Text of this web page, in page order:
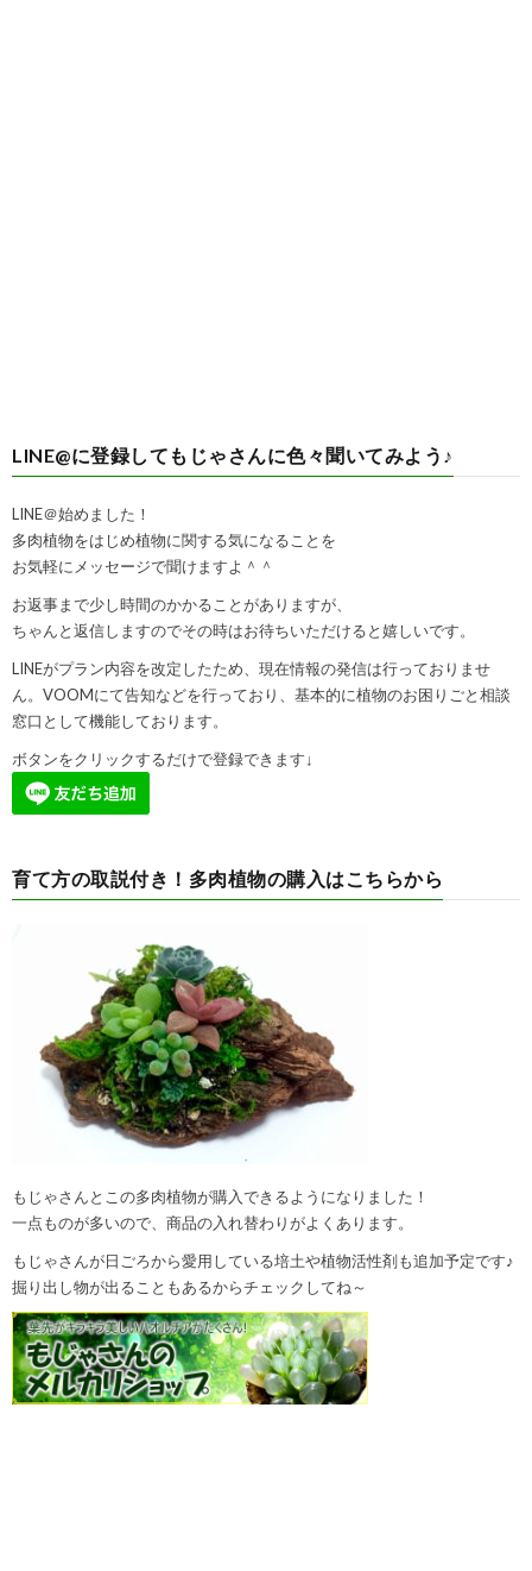
LINE@に登録してもじゃさんに色々聞いてみよう♪
LINE＠始めました！
多肉植物をはじめ植物に関する気になることを
お気軽にメッセージで聞けますよ＾＾
お返事まで少し時間のかかることがありますが、
ちゃんと返信しますのでその時はお待ちいただけると嬉しいです。
LINEがプラン内容を改定したため、現在情報の発信は行っておりませ
ん。VOOMにて告知などを行っており、基本的に植物のお困りごと相談
窓口として機能しております。
ボタンをクリックするだけで登録できます↓
育て方の取説付き！多肉植物の購入はこちらから
もじゃさんとこの多肉植物が購入できるようになりました！
一点ものが多いので、商品の入れ替わりがよくあります。
もじゃさんが日ごろから愛用している培土や植物活性剤も追加予定です♪
掘り出し物が出ることもあるからチェックしてね～